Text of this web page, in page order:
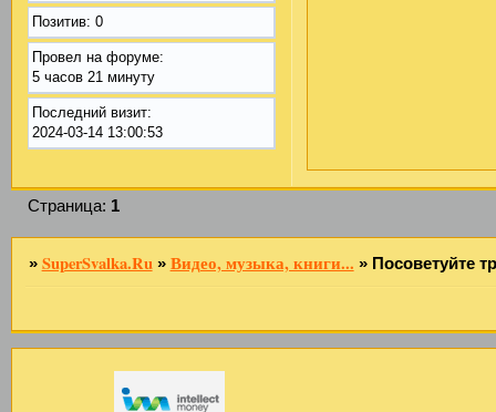
Позитив: 0
Провел на форуме:
5 часов 21 минуту
Последний визит:
2024-03-14 13:00:53
Страница: 1
» SuperSvalka.Ru » Видео, музыка, книги... » Посоветуйте